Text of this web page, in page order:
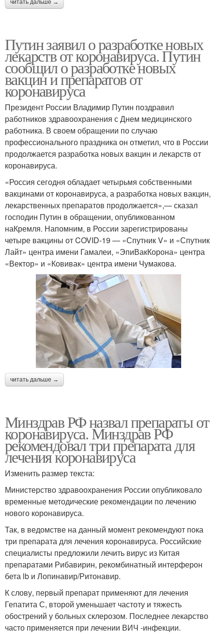
читать дальше →
Путин заявил о разработке новых
лекарств от коронавируса. Путин
сообщил о разработке новых
вакцин и препаратов от
коронавируса
Президент России Владимир Путин поздравил
работников здравоохранения с Днем медицинского
работника. В своем обращении по случаю
профессионального праздника он отметил, что в России
продолжается разработка новых вакцин и лекарств от
коронавируса.
«Россия сегодня обладает четырьмя собственными
вакцинами от коронавируса, а разработка новых вакцин,
лекарственных препаратов продолжается»,— сказал
господин Путин в обращении, опубликованном
наКремля. Напомним, в России зарегистрированы
четыре вакцины от COVID-19 — «Спутник V» и «Спутник
Лайт» центра имени Гамалеи, «ЭпиВакКорона» центра
«Вектор» и «Ковивак» центра имени Чумакова.
читать дальше →
Минздрав РФ назвал препараты от
коронавируса. Минздрав РФ
рекомендовал три препарата для
лечения коронавируса
Изменить размер текста:
Министерство здравоохранения России опубликовало
временные методические рекомендации по лечению
нового коронавируса.
Так, в ведомстве на данный момент рекомендуют пока
три препарата для лечения коронавируса. Российские
специалисты предложили лечить вирус из Китая
препаратами Рибавирин, рекомбинатный интерферон
бета lb и Лопинавир/Ритонавир.
К слову, первый препарат применяют для лечения
Гепатита С, второй уменьшает частоту и тяжесть
обострений у больных склерозом. Последнее лекарство
часто применяется при лечении ВИЧ -инфекции.